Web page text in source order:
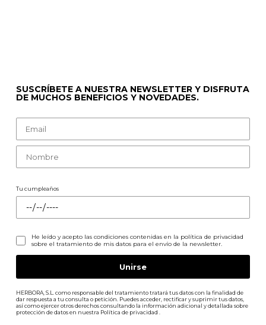
SUSCRÍBETE A NUESTRA NEWSLETTER Y DISFRUTA
DE MUCHOS BENEFICIOS Y NOVEDADES.
Tu cumpleaños
He leído y acepto las condiciones contenidas en la política de privacidad
sobre el tratamiento de mis datos para el envío de la newsletter.
HERBORA, S.L. como responsable del tratamiento tratará tus datos con la finalidad de
dar respuesta a tu consulta o petición. Puedes acceder, rectificar y suprimir tus datos,
así como ejercer otros derechos consultando la información adicional y detallada sobre
protección de datos en nuestra Política de privacidad